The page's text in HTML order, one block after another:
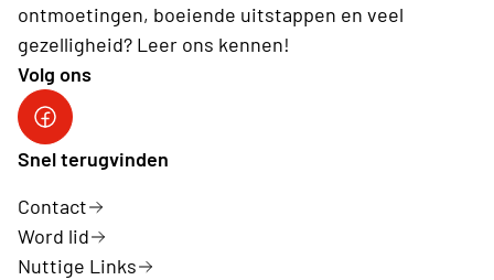
ontmoetingen, boeiende uitstappen en veel
gezelligheid? Leer ons kennen!
Volg ons
Neos Ardooie-Koolskamp
Snel terugvinden
Contact
Word lid
Nuttige Links